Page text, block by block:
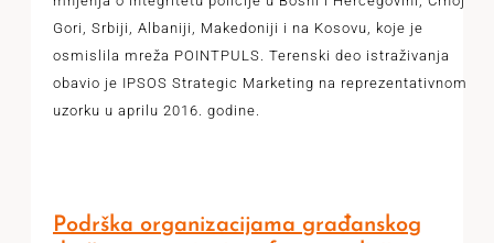
Gori, Srbiji, Albaniji, Makedoniji i na Kosovu, koje je
osmislila mreža POINTPULS. Terenski deo istraživanja
obavio je IPSOS Strategic Marketing na reprezentativnom
uzorku u aprilu 2016. godine.
Podrška organizacijama građanskog